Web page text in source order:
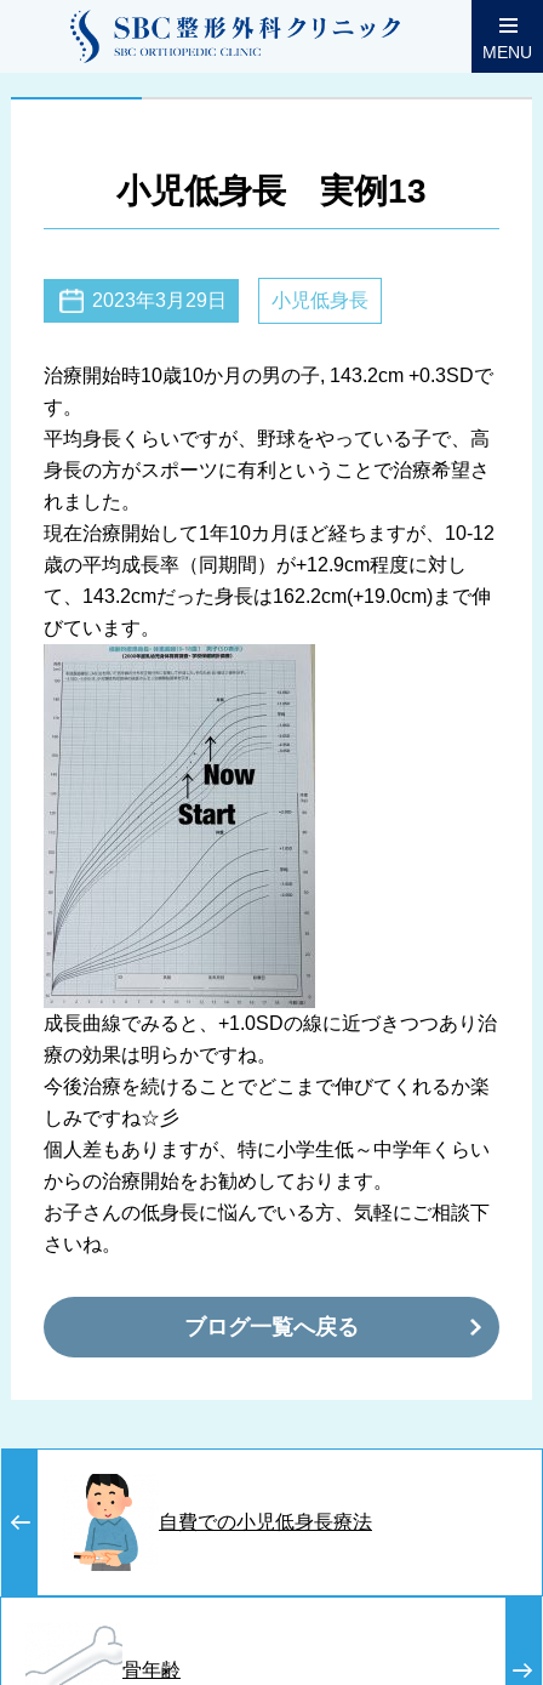
MENU
小児低身長 実例13
2023年3月29日 小児低身長
治療開始時10歳10か月の男の子, 143.2cm +0.3SDで
す。
平均身長くらいですが、野球をやっている子で、高
身長の方がスポーツに有利ということで治療希望さ
れました。
現在治療開始して1年10カ月ほど経ちますが、10-12
歳の平均成長率（同期間）が+12.9cm程度に対し
て、143.2cmだった身長は162.2cm(+19.0cm)まで伸
びています。
成長曲線でみると、+1.0SDの線に近づきつつあり治
療の効果は明らかですね。
今後治療を続けることでどこまで伸びてくれるか楽
しみですね☆彡
個人差もありますが、特に小学生低～中学年くらい
からの治療開始をお勧めしております。
お子さんの低身長に悩んでいる方、気軽にご相談下
さいね。
ブログ一覧へ戻る
自費での小児低身長療法
骨年齢